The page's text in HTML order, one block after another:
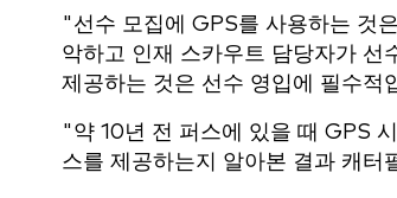
"선수 모집에 GPS를 사용하는 것
악하고 인재 스카우트 담당자가 선
제공하는 것은 선수 영입에 필수적
"약 10년 전 퍼스에 있을 때 GPS
스를 제공하는지 알아본 결과 캐터